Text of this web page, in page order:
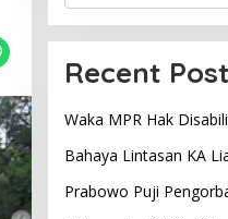
Recent
Waka MPR Hak
Bahaya Lintasan KA
Prabowo Puji